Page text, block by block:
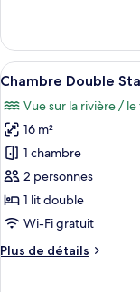
vue
fleuve
le
type
de
Chambre
Double
Classique,
vue
fleuve
Afficher
toutes
les
photos
pour
ce
type
de
chambre :
Chambre
5
Chambre Double
Vue sur la rivière /
16 m²
1 chambre
2 personnes
1 lit double
Wi-Fi gratuit
Plus de détails
Plus